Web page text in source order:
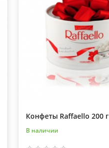
Конфеты Raffaello 200 г
В наличии